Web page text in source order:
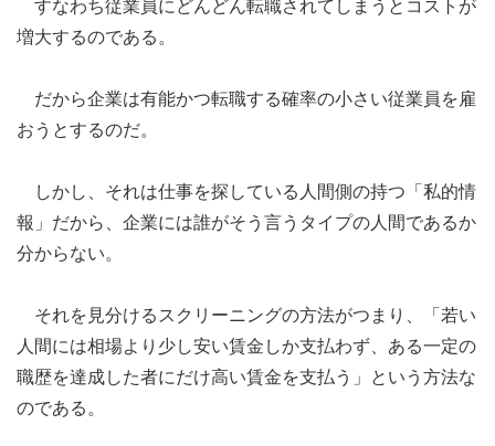
すなわち従業員にどんどん転職されてしまうとコストが
増大するのである。
だから企業は有能かつ転職する確率の小さい従業員を雇
おうとするのだ。
しかし、それは仕事を探している人間側の持つ「私的情
報」だから、企業には誰がそう言うタイプの人間であるか
分からない。
それを見分けるスクリーニングの方法がつまり、「若い
人間には相場より少し安い賃金しか支払わず、ある一定の
職歴を達成した者にだけ高い賃金を支払う」という方法な
のである。